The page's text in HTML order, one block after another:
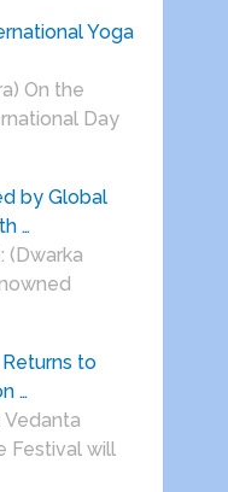
Yoga
On the
Day
by Global
…
(Dwarka
to
…
Vedanta
Festival will